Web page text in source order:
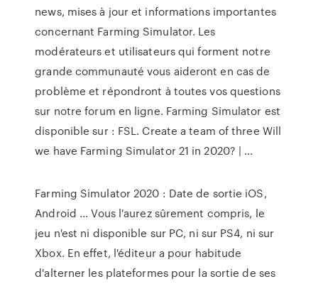
news, mises à jour et informations importantes
concernant Farming Simulator. Les
modérateurs et utilisateurs qui forment notre
grande communauté vous aideront en cas de
problème et répondront à toutes vos questions
sur notre forum en ligne. Farming Simulator est
disponible sur : FSL. Create a team of three Will
we have Farming Simulator 21 in 2020? | …
Farming Simulator 2020 : Date de sortie iOS,
Android ... Vous l'aurez sûrement compris, le
jeu n'est ni disponible sur PC, ni sur PS4, ni sur
Xbox. En effet, l'éditeur a pour habitude
d'alterner les plateformes pour la sortie de ses